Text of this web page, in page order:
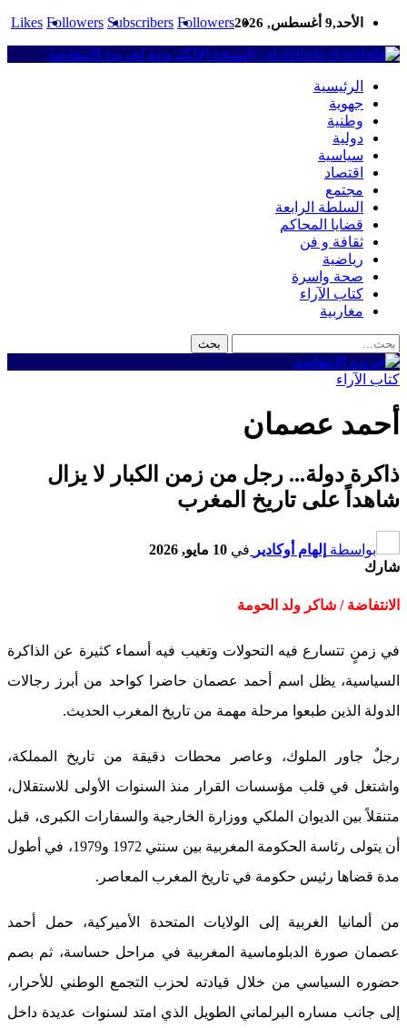
Likes Followers Subscribers Followers الأحد,9 أغسطس, 2026
al-intifada - النسخة الإلكترونية لجريدة الانتفاضة
الرئيسية
جهوية
وطنية
دولية
سياسية
اقتصاد
مجتمع
السلطة الرابعة
قضايا المحاكم
ثقافة و فن
رياضية
صحة واسرة
كتاب الآراء
مغاربية
كتاب الآراء
أحمد عصمان
ذاكرة دولة... رجل من زمن الكبار لا يزال
شاهداً على تاريخ المغرب
بواسطة إلهام أوكادير في 10 مايو, 2026
شارك
الانتفاضة / شاكر ولد الحومة
في زمنٍ تتسارع فيه التحولات وتغيب فيه أسماء كثيرة عن الذاكرة
السياسية، يظل اسم أحمد عصمان حاضرا كواحد من أبرز رجالات
الدولة الذين طبعوا مرحلة مهمة من تاريخ المغرب الحديث.
رجلٌ جاور الملوك، وعاصر محطات دقيقة من تاريخ المملكة،
واشتغل في قلب مؤسسات القرار منذ السنوات الأولى للاستقلال،
متنقلاً بين الديوان الملكي ووزارة الخارجية والسفارات الكبرى، قبل
أن يتولى رئاسة الحكومة المغربية بين سنتي 1972 و1979، في أطول
مدة قضاها رئيس حكومة في تاريخ المغرب المعاصر.
من ألمانيا الغربية إلى الولايات المتحدة الأميركية، حمل أحمد
عصمان صورة الدبلوماسية المغربية في مراحل حساسة، ثم بصم
حضوره السياسي من خلال قيادته لحزب التجمع الوطني للأحرار،
إلى جانب مساره البرلماني الطويل الذي امتد لسنوات عديدة داخل